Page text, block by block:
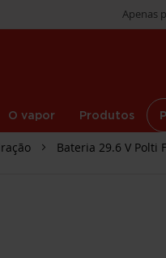
Apenas
O vapor Produtos
Bateria 29.6 V Polti